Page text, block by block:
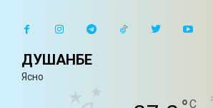
ДУШАНБЕ
Ясно
C